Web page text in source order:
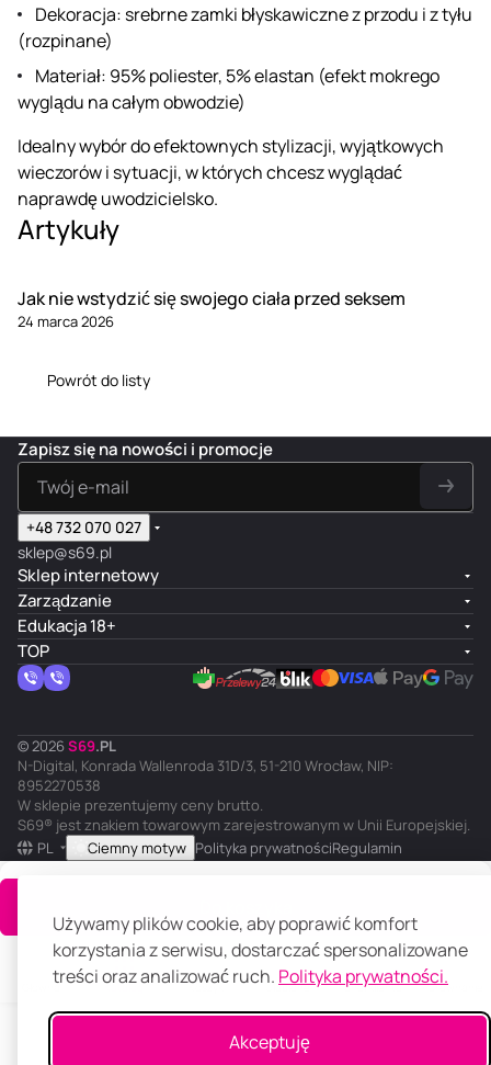
Używamy plików cookie, aby poprawić komfort
korzystania z serwisu, dostarczać spersonalizowane
treści oraz analizować ruch. Polityka prywatności.
Akceptuję
Dekoracja: srebrne zamki błyskawiczne z przodu i z tyłu
(rozpinane)
Materiał: 95% poliester, 5% elastan (efekt mokrego
wyglądu na całym obwodzie)
Idealny wybór do efektownych stylizacji, wyjątkowych
wieczorów i sytuacji, w których chcesz wyglądać
naprawdę uwodzicielsko.
Artykuły
Jak nie wstydzić się swojego ciała przed seksem
24 marca 2026
Powrót do listy
Główna Katalog Koszyk Ulubione Panel klienta Porównanie
Zapisz się na nowości i promocje
+48 732 070 027
sklep@s69.pl
Sklep internetowy
Zarządzanie
Edukacja 18+
TOP
© 2026 S69.PL
N-Digital, Konrada Wallenroda 31D/3, 51-210 Wrocław, NIP:
8952270538
W sklepie prezentujemy ceny brutto.
S69® jest znakiem towarowym zarejestrowanym w Unii Europejskiej.
PL
Ciemny motyw Polityka prywatnościRegulamin